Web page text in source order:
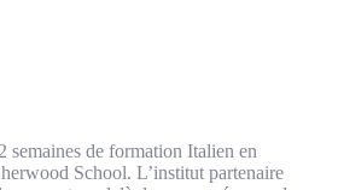
semaines de formation Italien en
School. L’institut partenaire